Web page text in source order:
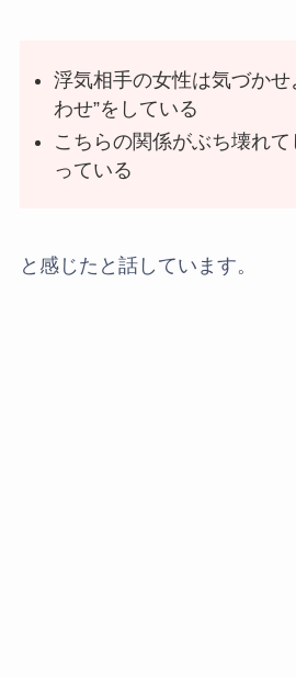
浮気相手の女性は気づかせ
わせ”をしている
こちらの関係がぶち壊れ
っている
と感じたと話しています。